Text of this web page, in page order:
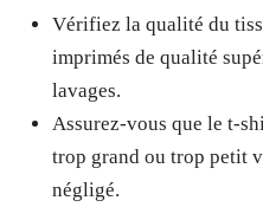
Vérifiez la qualité du
imprimés de qualité
lavages.
Assurez-vous que le t-
trop grand ou trop petit
négligé.